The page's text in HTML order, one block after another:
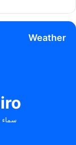
Weather
سماء